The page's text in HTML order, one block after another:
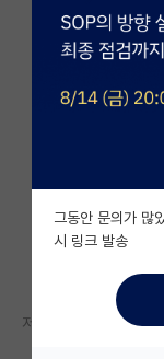
커뮤니티 홈
전체글보기
베스트 게시판
자유 게시판(아
미국 유학 게시
미국 대학원
대학원생 모집
저는 학석사 연계 과정
그동안 문의가 많
시 링크 발송